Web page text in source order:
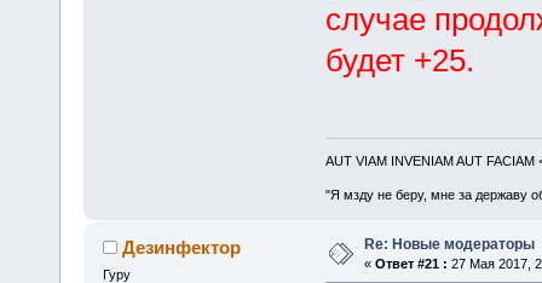
случае
будет +25.
AUT VIAM INVENIAM AUT FACIAM
"Я мзду не беру, мне за державу
Дезинфектор
Гуру
Re: Новые модераторы
« Ответ #21 : 27 Мая 2017,